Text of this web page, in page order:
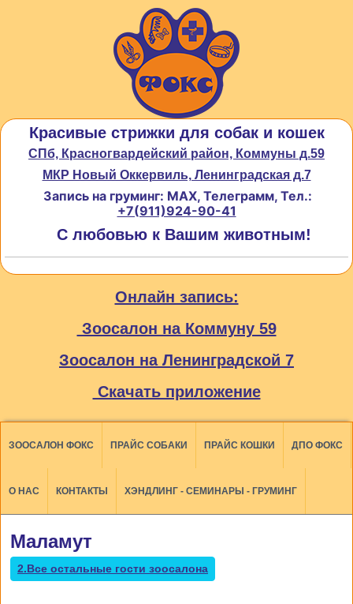
Красивые стрижки для собак и кошек
СПб, Красногвардейский район, Коммуны д.59
МКР Новый Оккервиль, Ленинградская д.7
Запись на груминг: MAX, Телеграмм, Тел.:
+7(911)924-90-41
С любовью к Вашим животным!
Онлайн запись:
Зоосалон на Коммуну 59
Зоосалон на Ленинградской 7
Скачать приложение
ЗООСАЛОН ФОКС ПРАЙС СОБАКИ ПРАЙС КОШКИ ДПО ФОКС
О НАС КОНТАКТЫ ХЭНДЛИНГ - СЕМИНАРЫ - ГРУМИНГ
Маламут
2.Все остальные гости зоосалона